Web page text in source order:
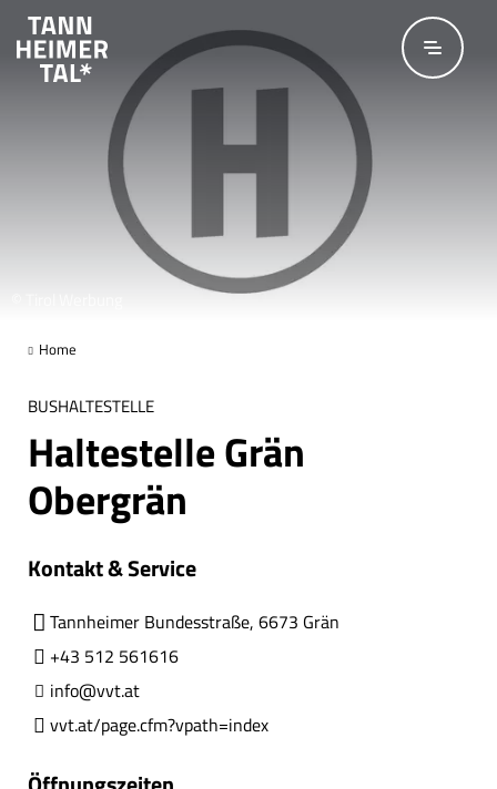
Home
BUSHALTESTELLE
Haltestelle Grän
Obergrän
Kontakt & Service
Tannheimer Bundesstraße, 6673 Grän
+43 512 561616
info@vvt.at
vvt.at/page.cfm?vpath=index